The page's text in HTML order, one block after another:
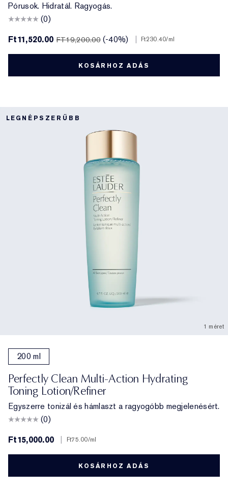
Pórusok. Hidratál. Ragyogás.
(0)
Ft11,520.00FT19,200.00 (-40%) Ft230.40/ml
KOSÁRHOZ ADÁS
LEGNÉPSZERŰBB
1 méret
200 ml
Perfectly Clean Multi-Action Hydrating
Toning Lotion/Refiner
Egyszerre tonizál és hámlaszt a ragyogóbb megjelenésért.
(0)
Ft15,000.00
Ft75.00/ml
KOSÁRHOZ ADÁS